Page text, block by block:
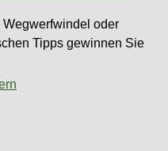
Wegwerfwindel oder
Tipps gewinnen Sie